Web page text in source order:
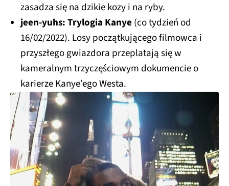
zasadza się na dzikie kozy i na ryby.
jeen-yuhs: Trylogia Kanye(co tydzień od
16/02/2022). Losy początkującego filmowca i
przyszłego gwiazdora przeplatają się w
kameralnym trzyczęściowym dokumencie o
karierze Kanye’ego Westa.